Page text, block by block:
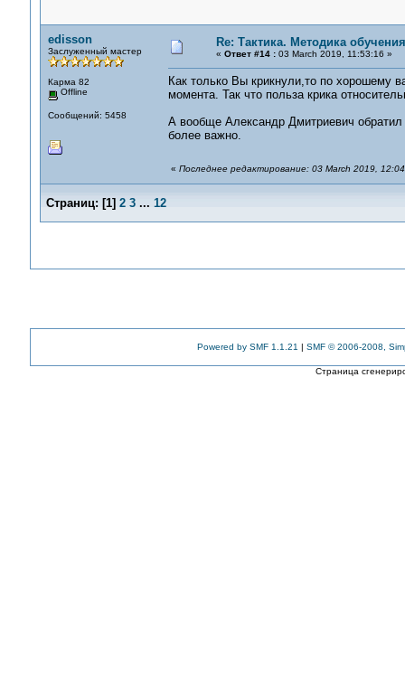
edisson
Заслуженный мастер
Карма 82
Offline
Сообщений: 5458
Re: Тактика. Методика обучения
« Ответ #14 :03 March 2019, 11:53:16 »
Как только Вы крикнули,то по хорошему
момента. Так что польза крика
А вообще Александр Дмитриевич
более важно.
« Последнее редактирование: 03 March 2019,
Страниц: [1] 2 3 ... 12
Powered by SMF 1.1.21 | SMF © 2006-2008,
Страница